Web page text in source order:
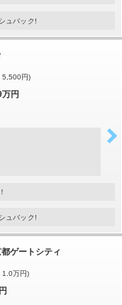
ュバック!
5,500円)
万円
ュバック!
ゲートシティ
1.0万円)